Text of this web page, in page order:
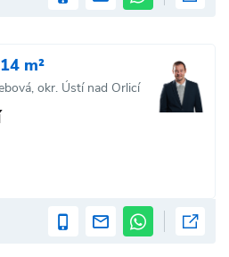
m²
okr. Ústí nad Orlicí